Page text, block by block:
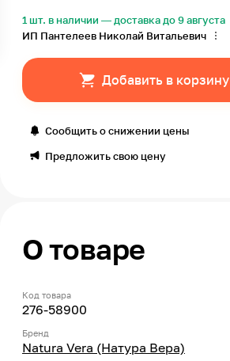
1 шт. в наличии — доставка до 9 августа
ИП Пантелеев Николай Витальевич
Добавить в корзину
Сообщить о снижении цены
Предложить свою цену
О товаре
Код товара
276-58900
Бренд
Natura Vera (Натура Вера)